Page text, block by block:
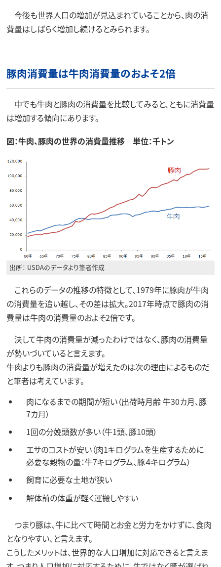
今後も世界人口の増加が見込まれていることから、肉の消
費量はしばらく増加し続けるとみられます。
豚肉消費量は牛肉消費量のおよそ2倍
中でも牛肉と豚肉の消費量を比較してみると、ともに消費量
は増加する傾向にあります。
図：牛肉、豚肉の世界の消費量推移 単位：千トン
出所： USDAのデータより筆者作成
これらのデータの推移の特徴として、1979年に豚肉が牛肉
の消費量を追い越し、その差は拡大。2017年時点で豚肉の消
費量は牛肉の消費量のおよそ2倍です。
決して牛肉の消費量が減ったわけではなく、豚肉の消費量
が勢いづいていると言えます。
牛肉よりも豚肉の消費量が増えたのは次の理由によるものだ
と筆者は考えています。
肉になるまでの期間が短い（出荷時月齢 牛30カ月、豚
7カ月）
1回の分娩頭数が多い（牛1頭、豚10頭）
エサのコストが安い（肉1キログラムを生産するために
必要な穀物の量：牛7キログラム、豚４キログラム）
飼育に必要な土地が狭い
解体前の体重が軽く運搬しやすい
つまり豚は、牛に比べて時間とお金と労力をかけずに、食肉
となりやすい、と言えます。
こうしたメリットは、世界的な人口増加に対応できると言えま